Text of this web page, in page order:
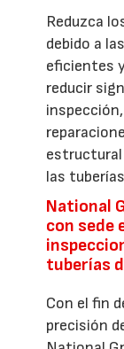
Reduzca
debido a
eficientes
reducir
estructural
las
National
con sede
tuberías
Con el fin
precisión